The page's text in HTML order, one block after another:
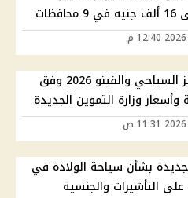
سعر رغيف الخبز السياحي والفينو 2026 وفق
وأسعار وزارة التموين الجديدة
بشأن سياحة الولادة في
على التأشيرات والجنسية